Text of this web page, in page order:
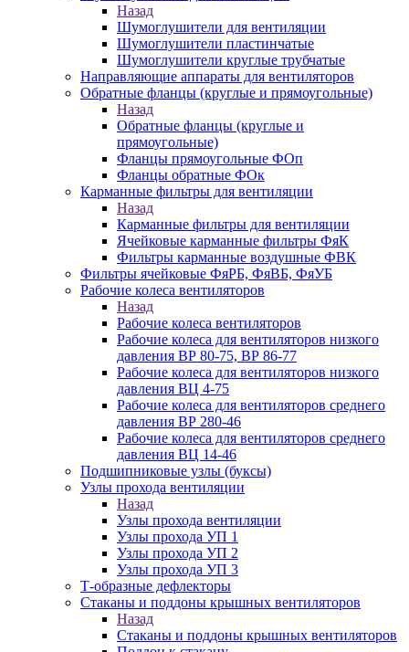
Назад
Шумоглушители для вентиляции
Шумоглушители пластинчатые
Шумоглушители круглые трубчатые
Направляющие аппараты для вентиляторов
Обратные фланцы (круглые и прямоугольные)
Назад
Обратные фланцы (круглые и
прямоугольные)
Фланцы прямоугольные ФОп
Фланцы обратные ФОк
Карманные фильтры для вентиляции
Назад
Карманные фильтры для вентиляции
Ячейковые карманные фильтры ФяК
Фильтры карманные воздушные ФВК
Фильтры ячейковые ФяРБ, ФяВБ, ФяУБ
Рабочие колеса вентиляторов
Назад
Рабочие колеса вентиляторов
Рабочие колеса для вентиляторов низкого
давления ВР 80-75, ВР 86-77
Рабочие колеса для вентиляторов низкого
давления ВЦ 4-75
Рабочие колеса для вентиляторов среднего
давления ВР 280-46
Рабочие колеса для вентиляторов среднего
давления ВЦ 14-46
Подшипниковые узлы (буксы)
Узлы прохода вентиляции
Назад
Узлы прохода вентиляции
Узлы прохода УП 1
Узлы прохода УП 2
Узлы прохода УП 3
Т-образные дефлекторы
Стаканы и поддоны крышных вентиляторов
Назад
Стаканы и поддоны крышных вентиляторов